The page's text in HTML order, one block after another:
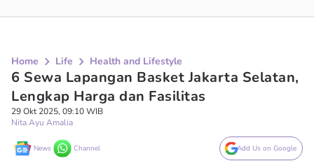
Home Life Health and Lifestyle
6 Sewa Lapangan Basket Jakarta Selatan,
Lengkap Harga dan Fasilitas
29 Okt 2025, 09:10 WIB
Nita Ayu Amalia
News Channel Add Us on Google